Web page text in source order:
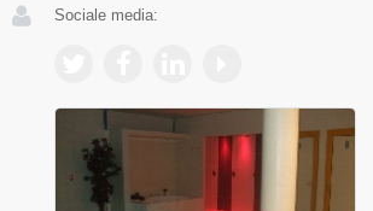
Sociale media: